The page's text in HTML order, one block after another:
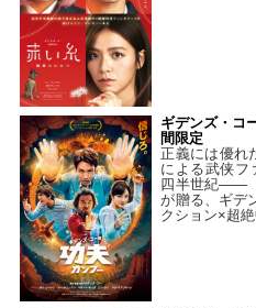
ギデンズ・コ
間限定
正義には優れ
による武侠フ
四半世紀――
が贈る、ギデ
クション×超